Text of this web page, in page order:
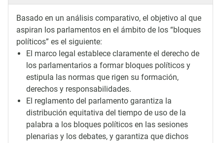
Basado en un análisis comparativo, el objetivo al que
aspiran los parlamentos en el ámbito de los “bloques
políticos” es el siguiente:
El marco legal establece claramente el derecho de
los parlamentarios a formar bloques políticos y
estipula las normas que rigen su formación,
derechos y responsabilidades.
El reglamento del parlamento garantiza la
distribución equitativa del tiempo de uso de la
palabra a los bloques políticos en las sesiones
plenarias y los debates, y garantiza que dichos